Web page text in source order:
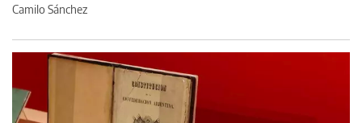
Camilo Sánchez